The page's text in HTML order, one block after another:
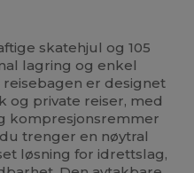
skatehjul og 105
lagring og enkel
er designet
og private reiser, med
kompresjonsremmer
trenger en nøytral
løsning for idrettslag,